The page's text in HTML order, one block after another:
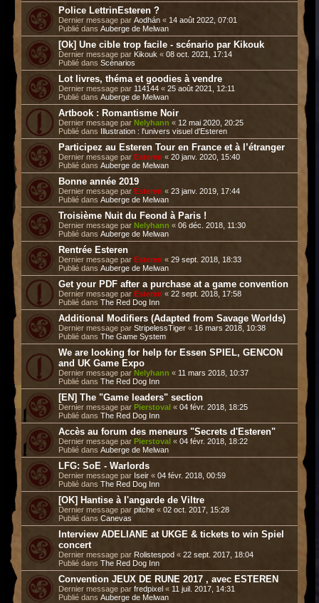
Police LettrinEsteren ?
Dernier message par Aodhán « 14 août 2022, 07:01
Publié dans Auberge de Melwan
[Ok] Une cible trop facile - scénario par Kikouk
Dernier message par Kikouk « 08 oct. 2021, 17:14
Publié dans Scénarios
Lot livres, théma et goodies à vendre
Dernier message par 114144 « 25 août 2021, 12:11
Publié dans Auberge de Melwan
Artbook : Romantisme Noir
Dernier message par Nelyhann « 12 mai 2020, 20:25
Publié dans
Illustration : l'univers visuel d'Esteren
Participez au Esteren Tour en France et à l’étranger
Dernier message par Esteren « 20 janv. 2020, 15:40
Publié dans Auberge de Melwan
Bonne année 2019
Dernier message par Esteren « 23 janv. 2019, 17:44
Publié dans Auberge de Melwan
Troisième Nuit du Feond à Paris !
Dernier message par Nelyhann « 06 déc. 2018, 11:30
Publié dans Auberge de Melwan
Rentrée Esteren
Dernier message par Esteren « 29 sept. 2018, 18:33
Publié dans Auberge de Melwan
Get your PDF after a purchase at a game convention
Dernier message par Esteren « 22 sept. 2018, 17:58
Publié dans The Red Dog Inn
Additional Modifiers (Adapted from Savage Worlds)
Dernier message par StripelessTiger « 16 mars 2018, 10:38
Publié dans The Game System
We are looking for help for Essen SPIEL, GENCON
and UK Game Expo
Dernier message par Nelyhann « 11 mars 2018, 10:37
Publié dans The Red Dog Inn
[EN] The "Game leaders" section
Dernier message par Pierstoval « 04 févr. 2018, 18:25
Publié dans The Red Dog Inn
Accès au forum des meneurs "Secrets d'Esteren"
Dernier message par Pierstoval « 04 févr. 2018, 18:22
Publié dans Auberge de Melwan
LFG: SoE - Warlords
Dernier message par Iseir « 04 févr. 2018, 00:59
Publié dans The Red Dog Inn
[OK] Hantise à l'angarde de Viltre
Dernier message par pitche « 02 oct. 2017, 15:28
Publié dans Canevas
Interview ADELIANE at UKGE & tickets to win Spiel
concert
Dernier message par Rolistespod « 22 sept. 2017, 18:04
Publié dans The Red Dog Inn
Convention JEUX DE RUNE 2017 , avec ESTEREN
Dernier message par fredpixel « 11 juil. 2017, 14:31
Publié dans Auberge de Melwan